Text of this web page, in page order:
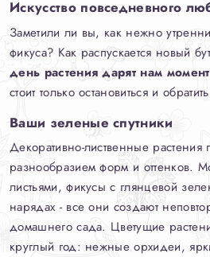
Искусство повседневного
Заметили ли вы, как нежно
фикуса? Как распускается новый
день растения дарят нам
стоит только остановиться и
Ваши зеленые спутники
Декоративно-лиственные растения
разнообразием форм и оттенков.
листьями, фикусы с глянцевой
нарядах - все они создают
домашнего сада. Цветущие
круглый год: нежные орхидеи,